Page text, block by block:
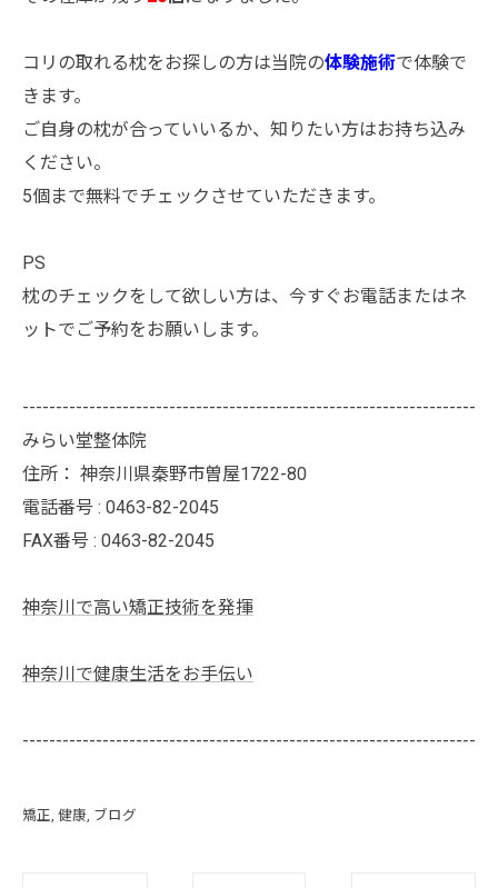
コリの取れる枕をお探しの方は当院の体験施術で体験で
きます。
ご自身の枕が合っていいるか、知りたい方はお持ち込み
ください。
5個まで無料でチェックさせていただきます。
PS
枕のチェックをして欲しい方は、今すぐお電話またはネ
ットでご予約をお願いします。
--------------------------------------------------------------------
みらい堂整体院
住所： 神奈川県秦野市曽屋1722-80
電話番号 : 0463-82-2045
FAX番号 : 0463-82-2045
神奈川で高い矯正技術を発揮
神奈川で健康生活をお手伝い
--------------------------------------------------------------------
矯正 健康 ブログ